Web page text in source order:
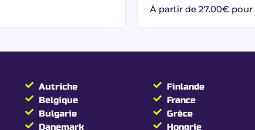
indoor
À partir de 27.00€ pour
Autriche
Belgique
Bulgarie
Danemark
Finlande
France
Grèce
Hongrie